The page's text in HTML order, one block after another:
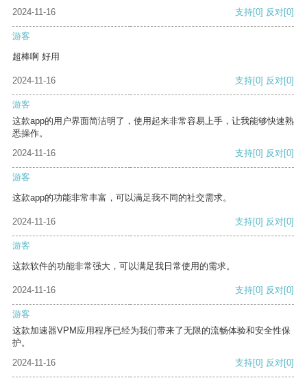
2024-11-16 支持[0] 反对[0]
游客
超棒啊 好用
2024-11-16 支持[0] 反对[0]
游客
这款app的用户界面简洁明了，使用起来非常容易上手，让我能够快速熟
悉操作。
2024-11-16
支持[0] 反对[0]
游客
这款app的功能非常丰富，可以满足我不同的社交需求。
2024-11-16 支持[0] 反对[0]
游客
这款软件的功能非常强大，可以满足我日常使用的需求。
2024-11-16 支持[0] 反对[0]
游客
这款加速器VPM应用程序已经为我们带来了无限的流畅体验和安全性保
护。
2024-11-16
支持[0] 反对[0]